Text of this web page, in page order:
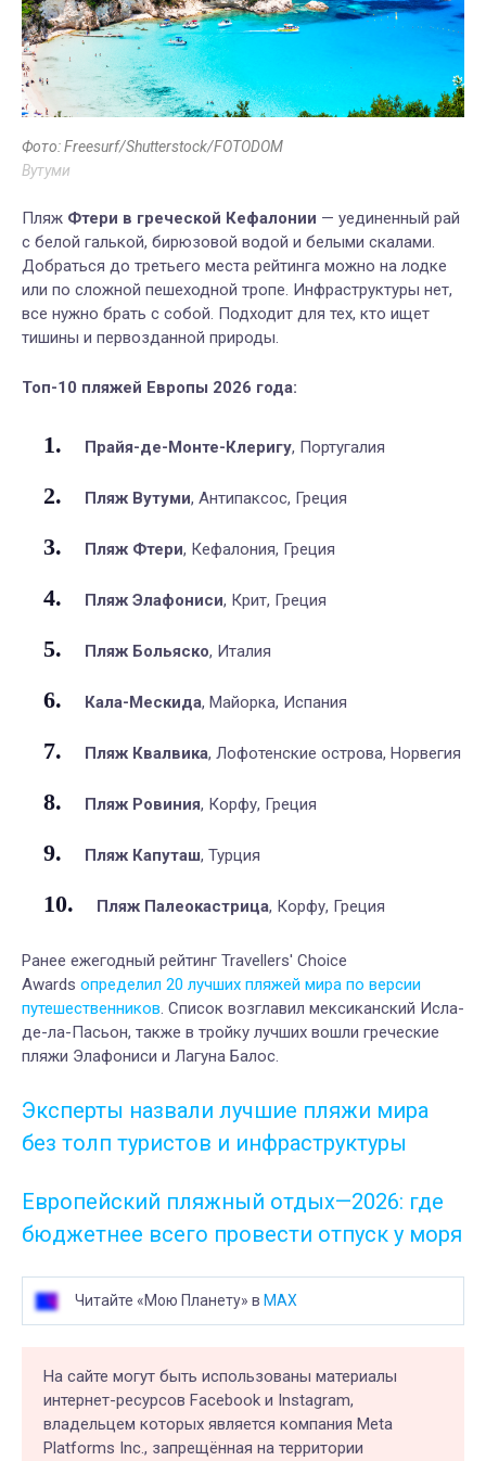
Фото: Freesurf/Shutterstock/FOTODOM
Вутуми
Пляж Фтери в греческой Кефалонии — уединенный рай
с белой галькой, бирюзовой водой и белыми скалами.
Добраться до третьего места рейтинга можно на лодке
или по сложной пешеходной тропе. Инфраструктуры нет,
все нужно брать с собой. Подходит для тех, кто ищет
тишины и первозданной природы.
Топ-10 пляжей Европы 2026 года:
Прайя-де-Монте-Клеригу, Португалия
Пляж Вутуми, Антипаксос, Греция
Пляж Фтери, Кефалония, Греция
Пляж Элафониси, Крит, Греция
Пляж Больяско, Италия
Кала-Мескида, Майорка, Испания
Пляж Квалвика, Лофотенские острова, Норвегия
Пляж Ровиния, Корфу, Греция
Пляж Капуташ, Турция
Пляж Палеокастрица, Корфу, Греция
Ранее ежегодный рейтинг Travellers' Choice
Awards определил 20 лучших пляжей мира по версии
путешественников. Список возглавил мексиканский Исла-
де-ла-Пасьон, также в тройку лучших вошли греческие
пляжи Элафониси и Лагуна Балос.
Эксперты назвали лучшие пляжи мира
без толп туристов и инфраструктуры
Европейский пляжный отдых—2026: где
бюджетнее всего провести отпуск у моря
Читайте «Мою Планету» в MAX
На сайте могут быть использованы материалы
интернет-ресурсов Facebook и Instagram,
владельцем которых является компания Meta
Platforms Inc., запрещённая на территории